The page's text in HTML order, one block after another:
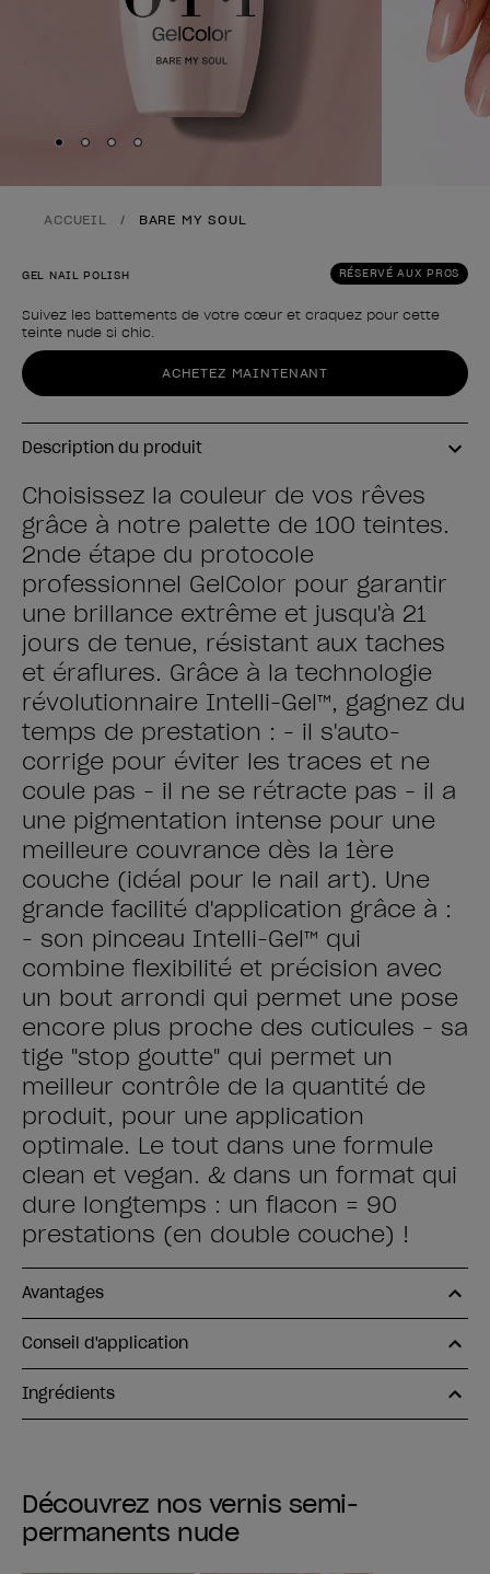
Skip to slide
Skip to slide
Skip to slide
Skip to slide
ACCUEIL BARE MY SOUL
RÉSERVÉ AUX PROS
GEL NAIL POLISH
Suivez les battements de votre cœur et craquez pour cette
teinte nude si chic.
Forme du produit
ACHETEZ MAINTENANT
Description du produit
Choisissez la couleur de vos rêves
grâce à notre palette de 100 teintes.
2nde étape du protocole
professionnel GelColor pour garantir
une brillance extrême et jusqu'à 21
jours de tenue, résistant aux taches
et éraflures. Grâce à la technologie
révolutionnaire Intelli-Gel™, gagnez du
temps de prestation : - il s'auto-
corrige pour éviter les traces et ne
coule pas - il ne se rétracte pas - il a
une pigmentation intense pour une
meilleure couvrance dès la 1ère
couche (idéal pour le nail art). Une
grande facilité d'application grâce à :
- son pinceau Intelli-Gel™ qui
combine flexibilité et précision avec
un bout arrondi qui permet une pose
encore plus proche des cuticules - sa
tige "stop goutte" qui permet un
meilleur contrôle de la quantité de
produit, pour une application
optimale. Le tout dans une formule
clean et vegan. & dans un format qui
dure longtemps : un flacon = 90
prestations (en double couche) !
Avantages
Conseil d'application
Ingrédients
Découvrez nos vernis semi-
permanents nude